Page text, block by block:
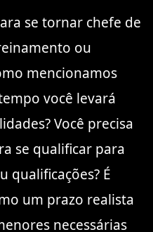
se tornar chefe de
ou
mencionamos
você levará
Você precisa
se qualificar para
qualificações? É
um prazo realista
necessárias